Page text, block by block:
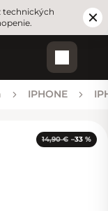
technických
IPHONE
14,90 € –33 %